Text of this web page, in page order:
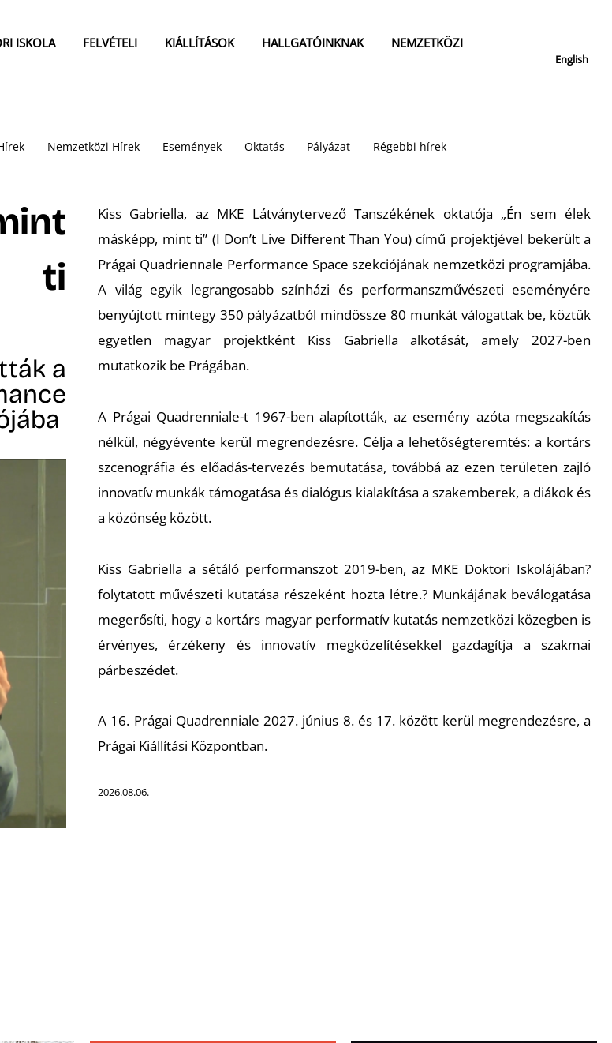
ISKOLA FELVÉTELI KIÁLLÍTÁSOK HALLGATÓINKNAK
NEMZETKÖZI
English
Nemzetközi Hírek Események Oktatás Pályázat Régebbi hírek
ti
a
Kiss Gabriella, az MKE Látványtervező Tanszékének oktatója „Én sem élek
másképp, mint ti” (I Don’t Live Different Than You) című projektjével bekerült a
Prágai Quadriennale Performance Space szekciójának nemzetközi programjába.
A világ egyik legrangosabb színházi és performanszművészeti eseményére
benyújtott mintegy 350 pályázatból mindössze 80 munkát válogattak be, köztük
egyetlen magyar projektként Kiss Gabriella alkotását, amely 2027-ben
mutatkozik be Prágában.
A Prágai Quadrenniale-t 1967-ben alapították, az esemény azóta megszakítás
nélkül, négyévente kerül megrendezésre. Célja a lehetőségteremtés: a kortárs
szcenográfia és előadás-tervezés bemutatása, továbbá az ezen területen zajló
innovatív munkák támogatása és dialógus kialakítása a szakemberek, a diákok és
a közönség között.
Kiss Gabriella a sétáló performanszot 2019-ben, az MKE Doktori Iskolájában?
folytatott művészeti kutatása részeként hozta létre.? Munkájának beválogatása
megerősíti, hogy a kortárs magyar performatív kutatás nemzetközi közegben is
érvényes, érzékeny és innovatív megközelítésekkel gazdagítja a szakmai
párbeszédet.
A 16. Prágai Quadrenniale 2027. június 8. és 17. között kerül megrendezésre, a
Prágai Kiállítási Központban.
2026.08.06.